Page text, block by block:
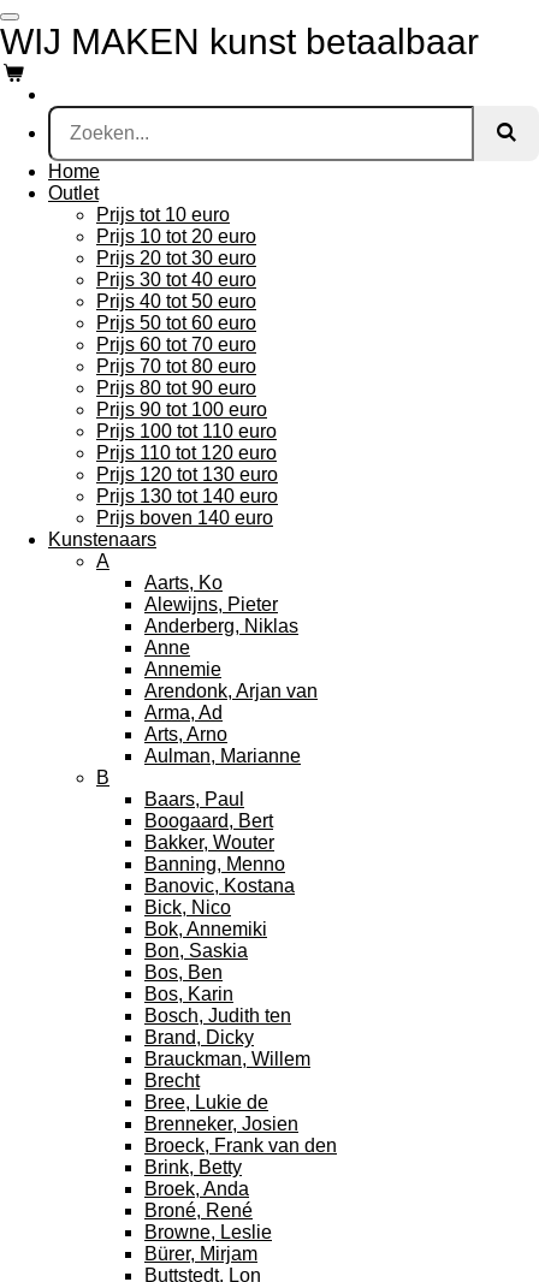
Ga
direct
naar
de
hoofdinhoud
WIJ MAKEN kunst betaalbaar
Home
Outlet
Prijs tot 10 euro
Prijs 10 tot 20 euro
Prijs 20 tot 30 euro
Prijs 30 tot 40 euro
Prijs 40 tot 50 euro
Prijs 50 tot 60 euro
Prijs 60 tot 70 euro
Prijs 70 tot 80 euro
Prijs 80 tot 90 euro
Prijs 90 tot 100 euro
Prijs 100 tot 110 euro
Prijs 110 tot 120 euro
Prijs 120 tot 130 euro
Prijs 130 tot 140 euro
Prijs boven 140 euro
Kunstenaars
A
Aarts, Ko
Alewijns, Pieter
Anderberg, Niklas
Anne
Annemie
Arendonk, Arjan van
Arma, Ad
Arts, Arno
Aulman, Marianne
B
Baars, Paul
Boogaard, Bert
Bakker, Wouter
Banning, Menno
Banovic, Kostana
Bick, Nico
Bok, Annemiki
Bon, Saskia
Bos, Ben
Bos, Karin
Bosch, Judith ten
Brand, Dicky
Brauckman, Willem
Brecht
Bree, Lukie de
Brenneker, Josien
Broeck, Frank van den
Brink, Betty
Broek, Anda
Broné, René
Browne, Leslie
Bürer, Mirjam
Buttstedt, Lon